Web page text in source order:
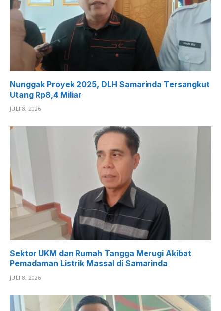
Nunggak Proyek 2025, DLH Samarinda Tersangkut
Utang Rp8,4 Miliar
JULI 8, 2026
Sektor UKM dan Rumah Tangga Merugi Akibat
Pemadaman Listrik Massal di Samarinda
JULI 8, 2026